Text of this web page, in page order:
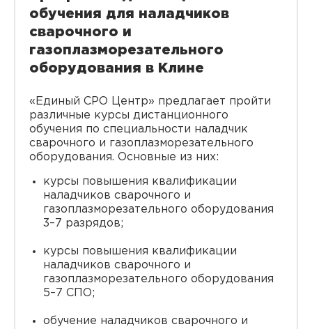
обучения для наладчиков
сварочного и
газоплазморезательного
оборудования в Клине
«Единый СРО Центр» предлагает пройти
различные курсы дистанционного
обучения по специальности наладчик
сварочного и газоплазморезательного
оборудования. Основные из них:
курсы повышения квалификации
наладчиков сварочного и
газоплазморезательного оборудования
3–7 разрядов;
курсы повышения квалификации
наладчиков сварочного и
газоплазморезательного оборудования
5–7 СПО;
обучение наладчиков сварочного и